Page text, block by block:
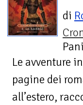
di
Le avventure
pagine dei
all’estero,